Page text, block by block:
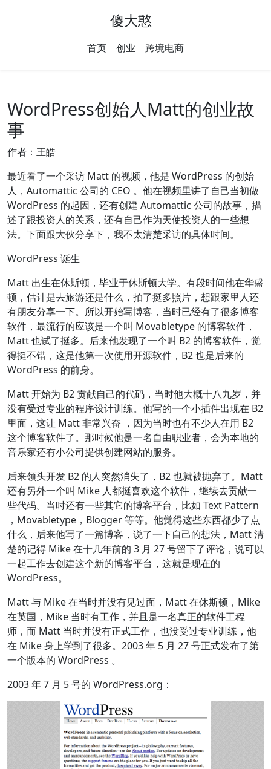
傻大憨
首页 创业 跨境电商
WordPress创始人Matt的创业故
事
作者：王皓
最近看了一个采访 Matt 的视频，他是 WordPress 的创始
人，Automattic 公司的 CEO 。他在视频里讲了自己当初做
WordPress 的起因，还有创建 Automattic 公司的故事，描
述了跟投资人的关系，还有自己作为天使投资人的一些想
法。下面跟大伙分享下，我不太清楚采访的具体时间。
WordPress 诞生
Matt 出生在休斯顿，毕业于休斯顿大学。有段时间他在华盛
顿，估计是去旅游还是什么，拍了挺多照片，想跟家里人还
有朋友分享一下。所以开始写博客，当时已经有了很多博客
软件，最流行的应该是一个叫 Movabletype 的博客软件，
Matt 也试了挺多。后来他发现了一个叫 B2 的博客软件，觉
得挺不错，这是他第一次使用开源软件，B2 也是后来的
WordPress 的前身。
Matt 开始为 B2 贡献自己的代码，当时他大概十八九岁，并
没有受过专业的程序设计训练。他写的一个小插件出现在 B2
里面，这让 Matt 非常兴奋 ，因为当时也有不少人在用 B2
这个博客软件了。那时候他是一名自由职业者，会为本地的
音乐家还有小公司提供创建网站的服务。
后来领头开发 B2 的人突然消失了，B2 也就被抛弃了。Matt
还有另外一个叫 Mike 人都挺喜欢这个软件，继续去贡献一
些代码。当时还有一些其它的博客平台，比如 Text Pattern
，Movabletype，Blogger 等等。他觉得这些东西都少了点
什么，后来他写了一篇博客，说了一下自己的想法，Matt 清
楚的记得 Mike 在十几年前的 3 月 27 号留下了评论，说可以
一起工作去创建这个新的博客平台，这就是现在的
WordPress。
Matt 与 Mike 在当时并没有见过面，Matt 在休斯顿，Mike
在英国，Mike 当时有工作，并且是一名真正的软件工程
师，而 Matt 当时并没有正式工作，也没受过专业训练，他
在 Mike 身上学到了很多。2003 年 5 月 27 号正式发布了第
一个版本的 WordPress 。
2003 年 7 月 5 号的 WordPress.org：